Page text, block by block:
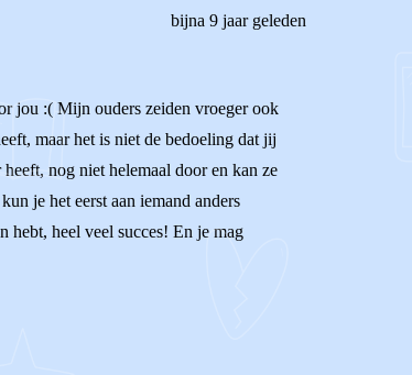
bijna 9 jaar geleden
jou :( Mijn ouders zeiden vroeger ook
maar het is niet de bedoeling dat jij
nog niet helemaal door en kan ze
je het eerst aan iemand anders
hebt, heel veel succes! En je mag